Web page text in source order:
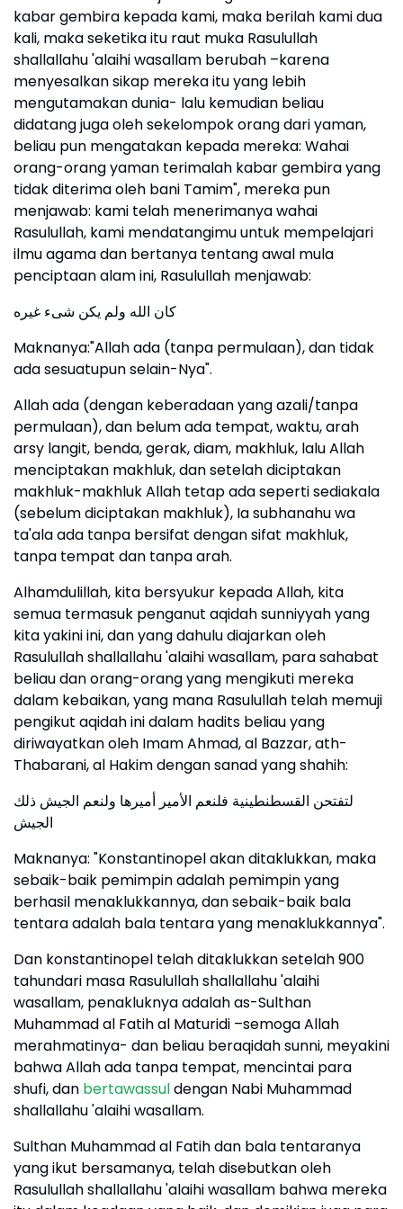
kabar gembira kepada kami, maka berilah kami dua
kali, maka seketika itu raut muka Rasulullah
shallallahu 'alaihi wasallam berubah –karena
menyesalkan sikap mereka itu yang lebih
mengutamakan dunia- lalu kemudian beliau
didatang juga oleh sekelompok orang dari yaman,
beliau pun mengatakan kepada mereka: Wahai
orang-orang yaman terimalah kabar gembira yang
tidak diterima oleh bani Tamim", mereka pun
menjawab: kami telah menerimanya wahai
Rasulullah, kami mendatangimu untuk mempelajari
ilmu agama dan bertanya tentang awal mula
penciptaan alam ini, Rasulullah menjawab:
كان الله ولم يكن شىء غيره
Maknanya:"Allah ada (tanpa permulaan), dan tidak
ada sesuatupun selain-Nya".
Allah ada (dengan keberadaan yang azali/tanpa
permulaan), dan belum ada tempat, waktu, arah
arsy langit, benda, gerak, diam, makhluk, lalu Allah
menciptakan makhluk, dan setelah diciptakan
makhluk-makhluk Allah tetap ada seperti sediakala
(sebelum diciptakan makhluk), Ia subhanahu wa
ta'ala ada tanpa bersifat dengan sifat makhluk,
tanpa tempat dan tanpa arah.
Alhamdulillah, kita bersyukur kepada Allah, kita
semua termasuk penganut aqidah sunniyyah yang
kita yakini ini, dan yang dahulu diajarkan oleh
Rasulullah shallallahu 'alaihi wasallam, para sahabat
beliau dan orang-orang yang mengikuti mereka
dalam kebaikan, yang mana Rasulullah telah memuji
pengikut aqidah ini dalam hadits beliau yang
diriwayatkan oleh Imam Ahmad, al Bazzar, ath-
Thabarani, al Hakim dengan sanad yang shahih:
لتفتحن القسطنطينية فلنعم الأمير أميرها ولنعم الجيش ذلك
الجيش
Maknanya: "Konstantinopel akan ditaklukkan, maka
sebaik-baik pemimpin adalah pemimpin yang
berhasil menaklukkannya, dan sebaik-baik bala
tentara adalah bala tentara yang menaklukkannya".
Dan konstantinopel telah ditaklukkan setelah 900
tahundari masa Rasulullah shallallahu 'alaihi
wasallam, penakluknya adalah as-Sulthan
Muhammad al Fatih al Maturidi –semoga Allah
merahmatinya- dan beliau beraqidah sunni, meyakini
bahwa Allah ada tanpa tempat, mencintai para
shufi, dan bertawassuldengan Nabi Muhammad
shallallahu 'alaihi wasallam.
Sulthan Muhammad al Fatih dan bala tentaranya
yang ikut bersamanya, telah disebutkan oleh
Rasulullah shallallahu 'alaihi wasallam bahwa mereka